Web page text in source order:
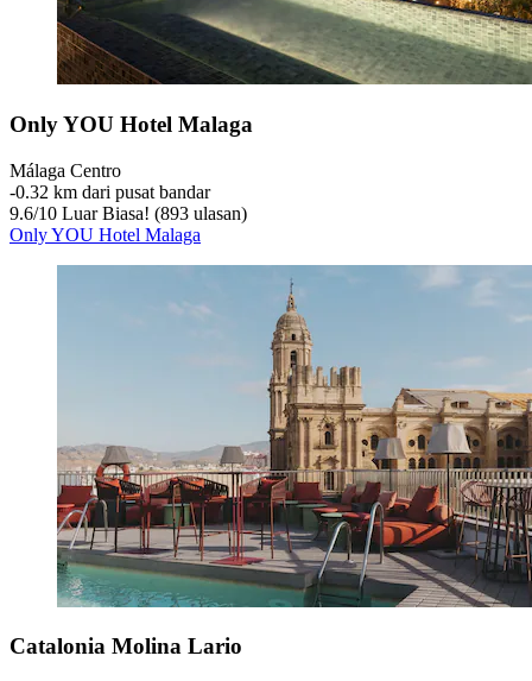
Only YOU Hotel Malaga
Málaga Centro
‐0.32 km dari pusat bandar
9.6/10 Luar Biasa! (893 ulasan)
Only YOU Hotel Malaga
Catalonia Molina Lario